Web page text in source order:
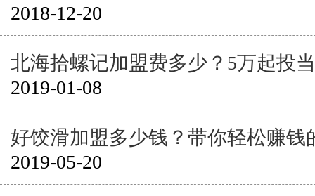
2018-12-20
北海拾螺记加盟费多少？5万起投
2019-01-08
好饺滑加盟多少钱？带你轻松赚钱
2019-05-20